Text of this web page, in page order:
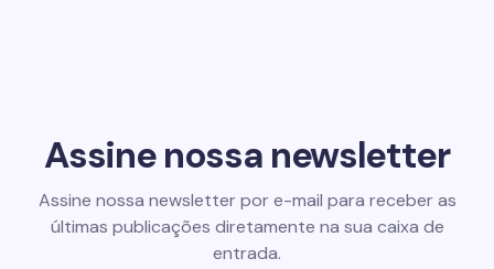
Assine nossa newsletter
Assine nossa newsletter por e-mail para receber as
últimas publicações diretamente na sua caixa de
entrada.